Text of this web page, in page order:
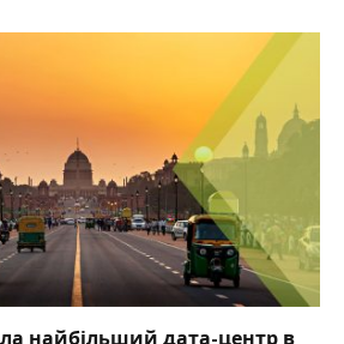
найбільший дата-центр в